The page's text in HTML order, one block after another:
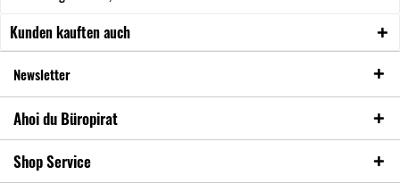
Kunden kauften auch
Newsletter
Ahoi du Büropirat
Shop Service